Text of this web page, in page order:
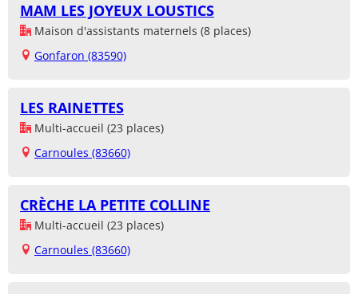
MAM LES JOYEUX LOUSTICS
Maison d'assistants maternels (8 places)
Gonfaron (83590)
LES RAINETTES
Multi-accueil (23 places)
Carnoules (83660)
CRÈCHE LA PETITE COLLINE
Multi-accueil (23 places)
Carnoules (83660)